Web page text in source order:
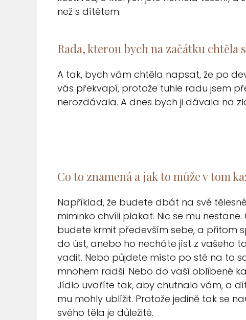
než s dítětem.
Rada, kterou bych na začátku chtěla
A tak, bych vám chtěla napsat, že po
vás překvapí, protože tuhle radu jsem
nerozdávala. A dnes bych ji dávala na
Co to znamená a jak to může v tom
Například, že budete dbát na své
miminko chvíli plakat. Nic se mu
budete krmit především sebe, a přitom
do úst, anebo ho necháte jíst z vašeho
vadit. Nebo půjdete místo po sté na to
mnohem radši. Nebo do vaší oblíbené
Jídlo uvaříte tak, aby chutnalo vám, a
mu mohly ublížit. Protože jedině tak se
svého těla je důležité.